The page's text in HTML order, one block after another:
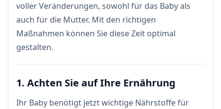
voller Veränderungen, sowohl für das Baby als
auch für die Mutter. Mit den richtigen
Maßnahmen können Sie diese Zeit optimal
gestalten.
1. Achten Sie auf Ihre Ernährung
Ihr Baby benötigt jetzt wichtige Nährstoffe für